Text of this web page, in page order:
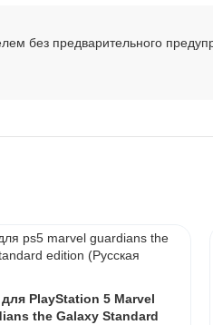
без предварительного
для PlayStation 5 Marvel
the Galaxy Standard